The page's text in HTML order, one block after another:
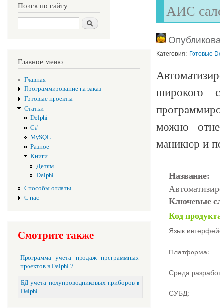
Поиск по сайту
Поиск
Главное меню
Главная
Программирование на заказ
Готовые проекты
Статьи
Delphi
C#
MySQL
Разное
Книги
Детям
Delphi
Способы оплаты
О нас
Смотрите также
Программа учета продаж программных
проектов в Delphi 7
БД учета полупроводниковых приборов в
Delphi
АИС
Категория: Готовые
широкого
можно
маникюр и
Название:
Ключевые
Код
Язык
Платформа:
Среда
СУБД: